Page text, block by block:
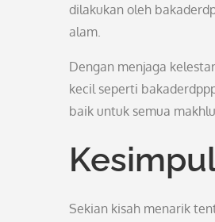
dilakukan oleh
alam.
Dengan menjaga
kecil seperti
baik untuk semua
Sekian kisah menarik